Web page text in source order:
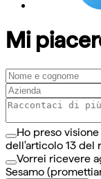
Mi
Ho preso
dell'articolo 13 del
Vorrei ricevere
Sesamo